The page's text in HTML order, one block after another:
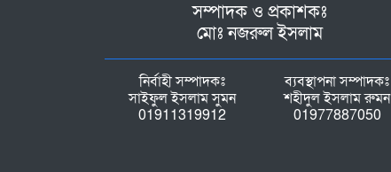
সম্পাদক ও প্রকাশকঃ
মোঃ নজরুল ইসলাম
নির্বাহী সম্পাদকঃ
সাইফুল ইসলাম সুমন
01911319912
ব্যবস্থাপনা সম্পাদকঃ
শহীদুল ইসলাম রুমন
01977887050